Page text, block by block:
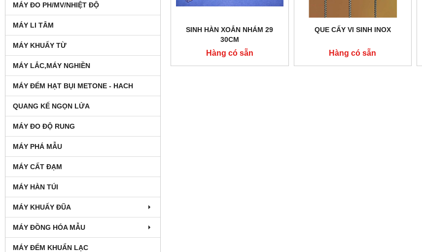
MÁY ĐO PH/MV/NHIỆT ĐỘ
MÁY LI TÂM
MÁY KHUẤY TỪ
MÁY LẮC,MÁY NGHIỀN
MÁY ĐẾM HẠT BỤI METONE - HACH
QUANG KẾ NGỌN LỬA
MÁY ĐO ĐỘ RUNG
MÁY PHÁ MẪU
MÁY CẤT ĐẠM
MÁY HÀN TÚI
MÁY KHUẤY ĐŨA
MÁY ĐỒNG HÓA MẪU
MÁY ĐẾM KHUẨN LẠC
SINH HÀN XOẮN NHÁM 29
30CM
Hàng có sẵn
QUE CẤY VI SINH INOX
Hàng có sẵn